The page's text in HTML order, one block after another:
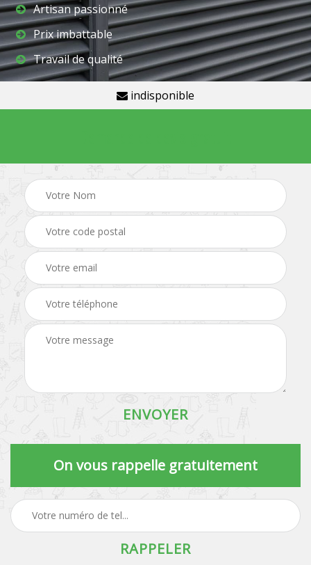
Artisan passionné
Prix imbattable
Travail de qualité
indisponible
On vous rappelle gratuitement